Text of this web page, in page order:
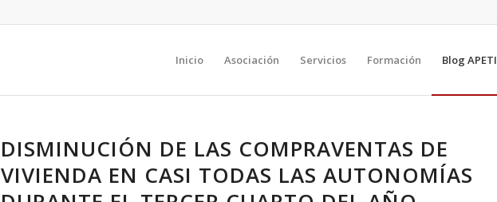
Inicio Asociación Servicios Formación Blog APETI
DISMINUCIÓN DE LAS COMPRAVENTAS DE
VIVIENDA EN CASI TODAS LAS AUTONOMÍAS